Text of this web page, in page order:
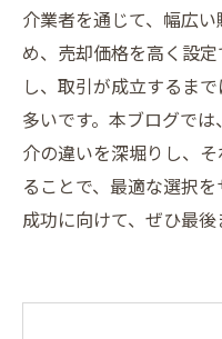
介業者を通じて、幅広
め、売却価格を高く設
し、取引が成立するま
多いです。本ブログで
介の違いを深堀りし、
ることで、最適な選択
成功に向けて、ぜひ最後